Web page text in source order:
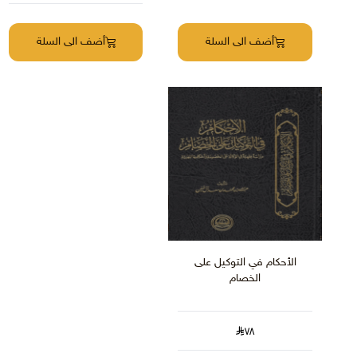
أضف الى السلة أضف الى السلة
الأحكام في التوكيل على
الخصام
٧٨